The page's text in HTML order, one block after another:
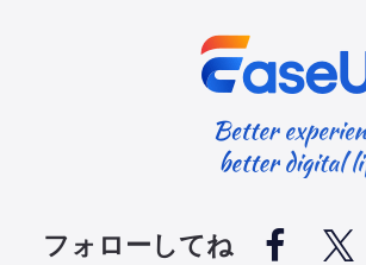
フォローしてね  